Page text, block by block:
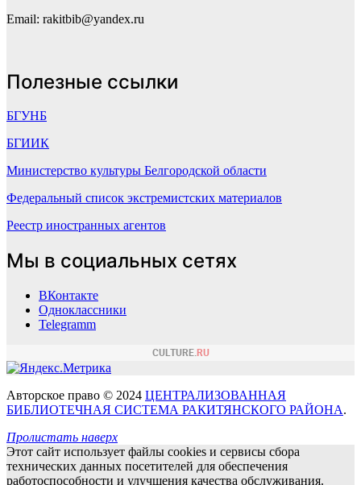
Email: rakitbib@yandex.ru
Полезные ссылки
БГУНБ
БГИИК
Министерство культуры Белгородской области
Федеральный список экстремистских материалов
Реестр иностранных агентов
Мы в социальных сетях
ВКонтакте
Одноклассники
Telegramm
Авторское право © 2024 ЦЕНТРАЛИЗОВАННАЯ
БИБЛИОТЕЧНАЯ СИСТЕМА РАКИТЯНСКОГО РАЙОНА.
Пролистать наверх
Этот сайт использует файлы cookies и сервисы сбора
технических данных посетителей для обеспечения
работоспособности и улучшения качества обслуживания.